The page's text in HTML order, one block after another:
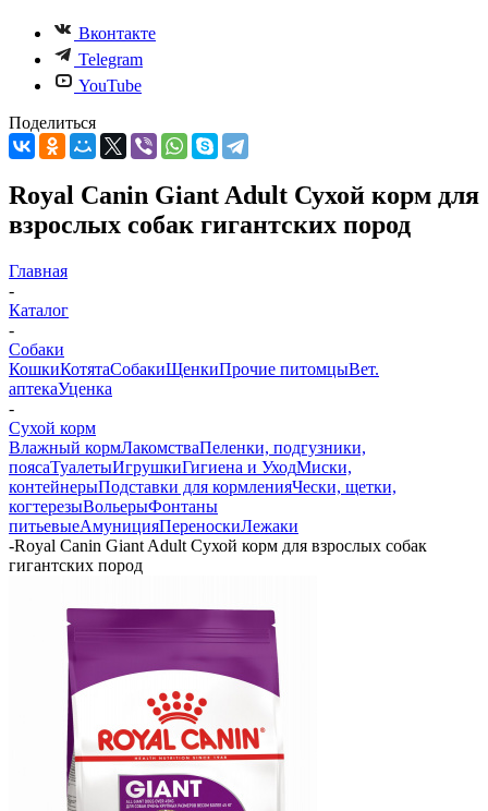
Вконтакте
Telegram
YouTube
Поделиться
Royal Canin Giant Adult Сухой корм для
взрослых собак гигантских пород
Главная
-
Каталог
-
Собаки
КошкиКотятаСобакиЩенкиПрочие питомцыВет.
аптекаУценка
-
Сухой корм
Влажный кормЛакомстваПеленки, подгузники,
поясаТуалетыИгрушкиГигиена и УходМиски,
контейнерыПодставки для кормленияЧески, щетки,
когтерезыВольерыФонтаны
питьевыеАмуницияПереноскиЛежаки
-Royal Canin Giant Adult Сухой корм для взрослых собак
гигантских пород